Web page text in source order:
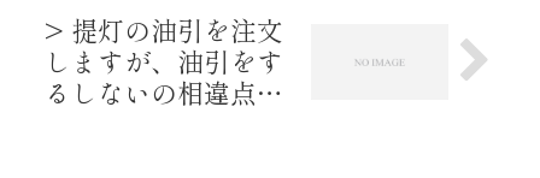
> 提灯の油引を注文
しますが、油引をす
るしないの相違点を